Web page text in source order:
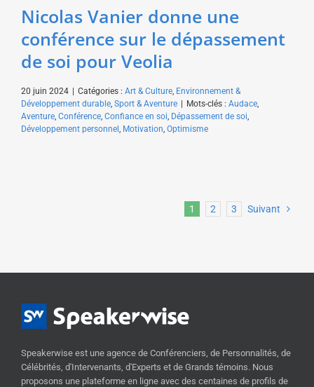
Nicolas Vanier donne une
conférence sur le dépassement
de soi pour Veolia
20 juin 2024 | Catégories : Art & Culture, Environnement &
Développement durable, Sport & Aventure | Mots-clés : Audace,
Aventure, Conférence, Confiance en soi, Dépassement de soi,
Développement personnel, Motivation, Optimisme
1 2 3 Suivant
Speakerwise est une agence de Conférenciers, de Personnalités, de
Célébrités, d'Intervenants, d'Experts et de Grands témoins. Nous
proposons une plateforme en ligne avec des centaines de profils de